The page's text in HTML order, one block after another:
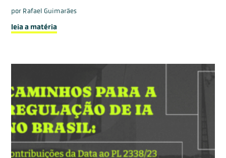
por Rafael Guimarães
leia a matéria